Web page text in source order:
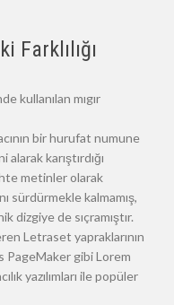
Farklılığı
kullanılan mıgır
bir hurufat numune
karıştırdığı
metinler olarak
sürdürmekle kalmamış,
dizgiye de sıçramıştır.
Letraset yapraklarının
PageMaker gibi Lorem
yazılımları ile popüler